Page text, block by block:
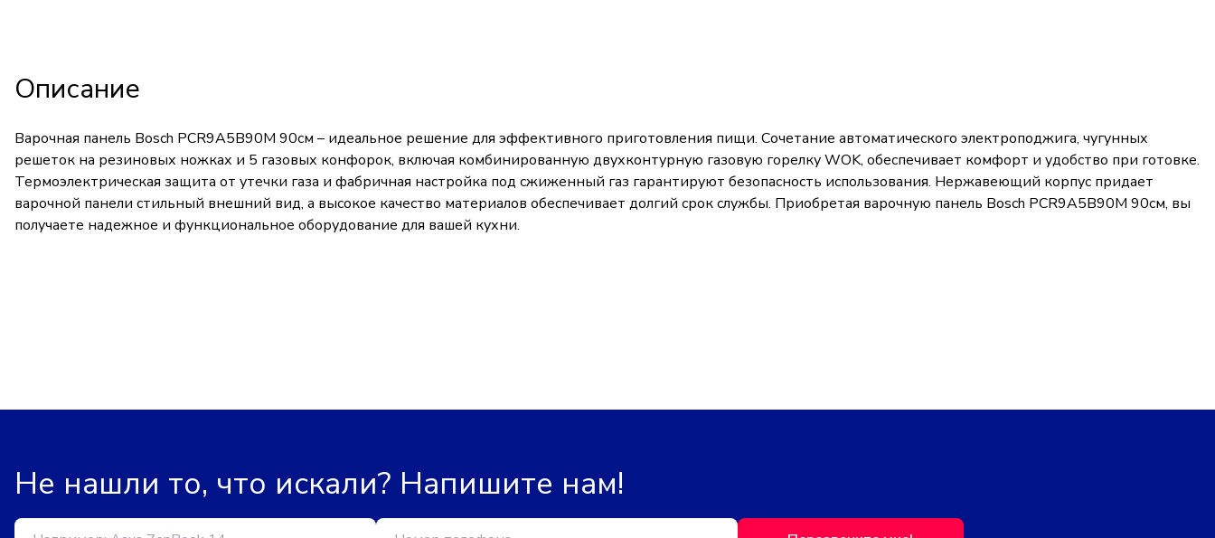
Описание
Варочная панель Bosch PCR9A5B90M 90см – идеальное решение для эффективного приготовления пищи. Сочетание автоматического электроподжига, чугунных
решеток на резиновых ножках и 5 газовых конфорок, включая комбинированную двухконтурную газовую горелку WOK, обеспечивает комфорт и удобство при готовке.
Термоэлектрическая защита от утечки газа и фабричная настройка под сжиженный газ гарантируют безопасность использования. Нержавеющий корпус придает
варочной панели стильный внешний вид, а высокое качество материалов обеспечивает долгий срок службы. Приобретая варочную панель Bosch PCR9A5B90M 90см, вы
получаете надежное и функциональное оборудование для вашей кухни.
Не нашли то, что искали? Напишите нам!